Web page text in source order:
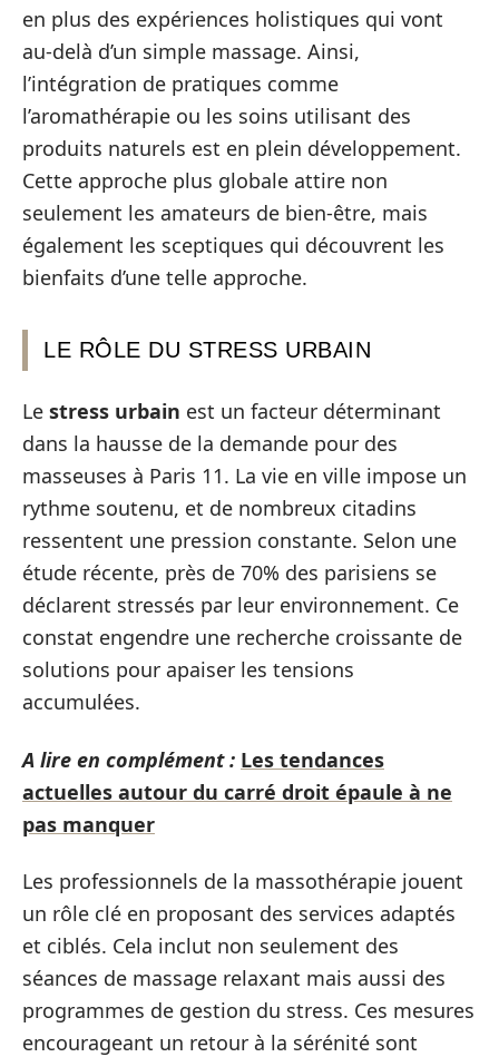
en plus des expériences holistiques qui vont
au-delà d’un simple massage. Ainsi,
l’intégration de pratiques comme
l’aromathérapie ou les soins utilisant des
produits naturels est en plein développement.
Cette approche plus globale attire non
seulement les amateurs de bien-être, mais
également les sceptiques qui découvrent les
bienfaits d’une telle approche.
LE RÔLE DU STRESS URBAIN
Le stress urbain est un facteur déterminant
dans la hausse de la demande pour des
masseuses à Paris 11. La vie en ville impose un
rythme soutenu, et de nombreux citadins
ressentent une pression constante. Selon une
étude récente, près de 70% des parisiens se
déclarent stressés par leur environnement. Ce
constat engendre une recherche croissante de
solutions pour apaiser les tensions
accumulées.
A lire en complément : Les tendances
actuelles autour du carré droit épaule à ne
pas manquer
Les professionnels de la massothérapie jouent
un rôle clé en proposant des services adaptés
et ciblés. Cela inclut non seulement des
séances de massage relaxant mais aussi des
programmes de gestion du stress. Ces mesures
encourageant un retour à la sérénité sont